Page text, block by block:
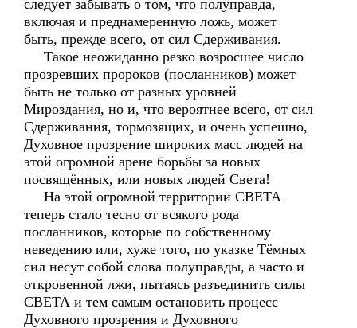
следует забывать о том, что полуправда,
включая и преднамеренную ложь, может
быть, прежде всего, от сил Сдерживания.
Такое неожиданно резко возросшее число
прозревших пророков (посланников) может
быть не только от разных уровней
Мироздания, но и, что вероятнее всего, от сил
Сдерживания, тормозящих, и очень успешно,
Духовное прозрение широких масс людей на
этой огромной арене борьбы за новых
посвящённых, или новых людей Света!
На этой огромной территории СВЕТА
теперь стало тесно от всякого рода
посланников, которые по собственному
неведению или, хуже того, по указке Тёмных
сил несут собой слова полуправды, а часто и
откровенной лжи, пытаясь разъединить силы
СВЕТА и тем самым остановить процесс
Духовного прозрения и Духовного